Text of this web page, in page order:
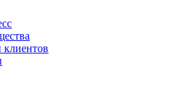
клиентов